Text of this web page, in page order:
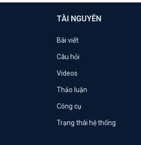
TÀI NGUYÊN
Bài viết
Câu hỏi
Videos
Thảo luận
Công cụ
Trạng thái hệ thống